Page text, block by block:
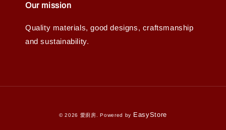
Our mission
Quality materials, good designs, craftsmanship
and sustainability.
© 2026 愛廚房. Powered by EasyStore